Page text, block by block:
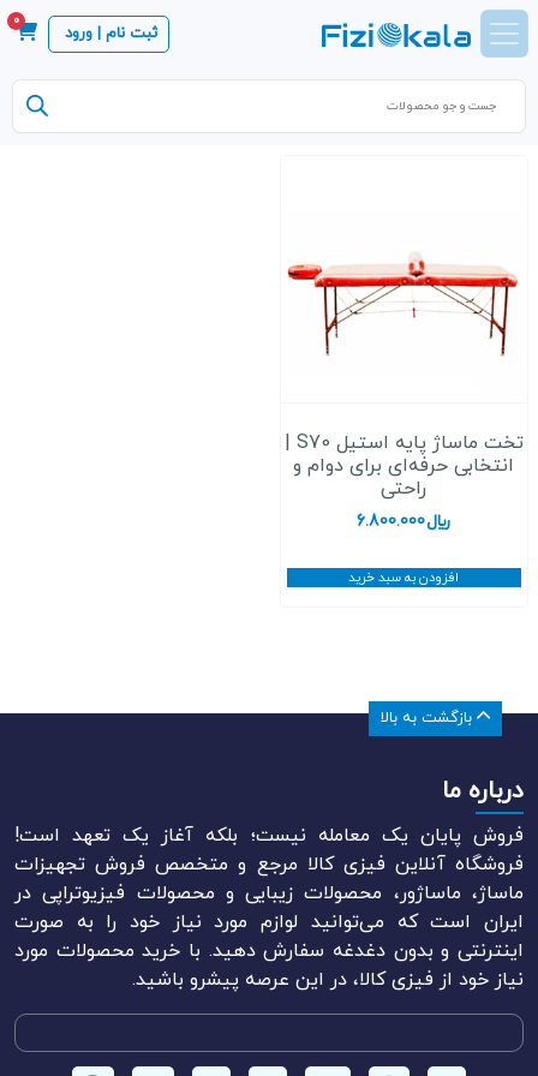
ثبت نام | ورود
0
Products
search
انتخابی حرفه‌ای برای دوام و
راحتی
﷼6.800.000
افزودن به سبد خرید
درباره ما
فروش پایان یک معامله نیست؛ بلکه آغاز یک تعهد است!
فروشگاه آنلاین فیزی کالا مرجع و متخصص فروش تجهیزات
ماساژ، ماساژور، محصولات زیبایی و محصولات فیزیوتراپی در
ایران است که می‌توانید لوازم مورد نیاز خود را به صورت
اینترنتی و بدون دغدغه سفارش دهید. با خرید محصولات مورد
نیاز خود از فیزی کالا، در این عرصه پیشرو باشید.
بازگشت به بالا